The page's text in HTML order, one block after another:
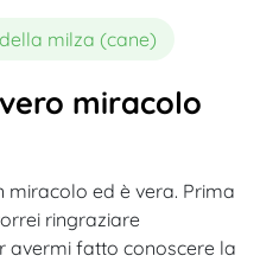
milza (cane)
miracolo
miracolo ed è vera. Prima
ringraziare
avermi fatto conoscere la